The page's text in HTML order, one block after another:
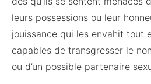
leurs possessions ou leur
jouissance qui les envahit tout
capables de transgresser le
ou d’un possible partenaire